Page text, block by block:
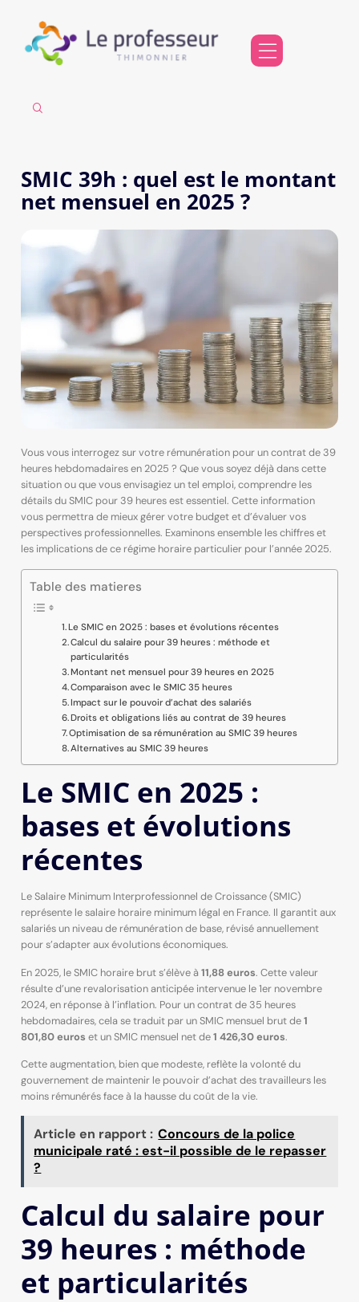
SMIC 39h : quel est le montant
net mensuel en 2025 ?
Vous vous interrogez sur votre rémunération pour un contrat de 39
heures hebdomadaires en 2025 ? Que vous soyez déjà dans cette
situation ou que vous envisagiez un tel emploi, comprendre les
détails du SMIC pour 39 heures est essentiel. Cette information
vous permettra de mieux gérer votre budget et d’évaluer vos
perspectives professionnelles. Examinons ensemble les chiffres et
les implications de ce régime horaire particulier pour l’année 2025.
Table des matieres
Le SMIC en 2025 : bases et évolutions récentes
Calcul du salaire pour 39 heures : méthode et
particularités
Montant net mensuel pour 39 heures en 2025
Comparaison avec le SMIC 35 heures
Impact sur le pouvoir d’achat des salariés
Droits et obligations liés au contrat de 39 heures
Optimisation de sa rémunération au SMIC 39 heures
Alternatives au SMIC 39 heures
Le SMIC en 2025 :
bases et évolutions
récentes
Le Salaire Minimum Interprofessionnel de Croissance (SMIC)
représente le salaire horaire minimum légal en France. Il garantit aux
salariés un niveau de rémunération de base, révisé annuellement
pour s’adapter aux évolutions économiques.
En 2025, le SMIC horaire brut s’élève à11,88 euros. Cette valeur
résulte d’une revalorisation anticipée intervenue le 1er novembre
2024, en réponse à l’inflation. Pour un contrat de 35 heures
hebdomadaires, cela se traduit par un SMIC mensuel brut de1
801,80 euros et un SMIC mensuel net de1 426,30 euros.
Cette augmentation, bien que modeste, reflète la volonté du
gouvernement de maintenir le pouvoir d’achat des travailleurs les
moins rémunérés face à la hausse du coût de la vie.
Article en rapport : Concours de la police
municipale raté : est-il possible de le repasser
?
Calcul du salaire pour
39 heures : méthode
et particularités